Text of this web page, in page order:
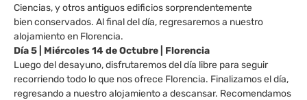
Ciencias, y otros antiguos edificios sorprendentemente
bien conservados. Al final del día, regresaremos a nuestro
alojamiento en Florencia.
Día 5 | Miércoles 14 de Octubre | Florencia
Luego del desayuno, disfrutaremos del día libre para seguir
recorriendo todo lo que nos ofrece Florencia. Finalizamos el día,
regresando a nuestro alojamiento a descansar. Recomendamos